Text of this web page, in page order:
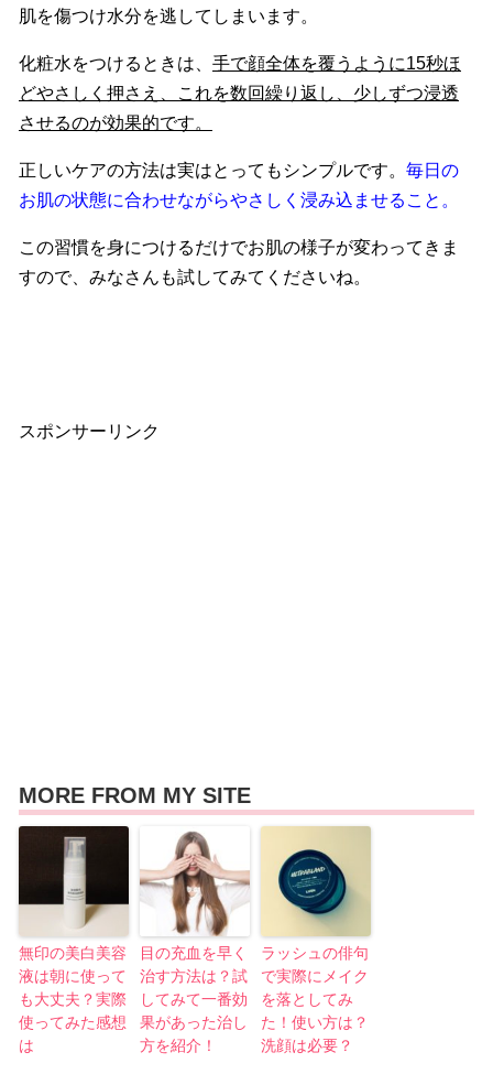
肌を傷つけ水分を逃してしまいます。
化粧水をつけるときは、 手で顔全体を覆うように15秒ほ
どやさしく押さえ、これを数回繰り返し、少しずつ浸透
させるのが効果的です。
正しいケアの方法は実はとってもシンプルです。 毎日の
お肌の状態に合わせながらやさしく浸み込ませること。
この習慣を身につけるだけでお肌の様子が変わってきま
すので、みなさんも試してみてくださいね。
スポンサーリンク
MORE FROM MY SITE
無印の美白美容
液は朝に使って
も大丈夫？実際
使ってみた感想
は
目の充血を早く
治す方法は？試
してみて一番効
果があった治し
方を紹介！
ラッシュの俳句
で実際にメイク
を落としてみ
た！使い方は？
洗顔は必要？